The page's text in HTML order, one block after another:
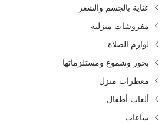
عناية بالجسم والشعر
مفروشات منزلية
لوازم الصلاة
بخور وشموع ومستلزماتها
معطرات منزل
ألعاب أطفال
ساعات